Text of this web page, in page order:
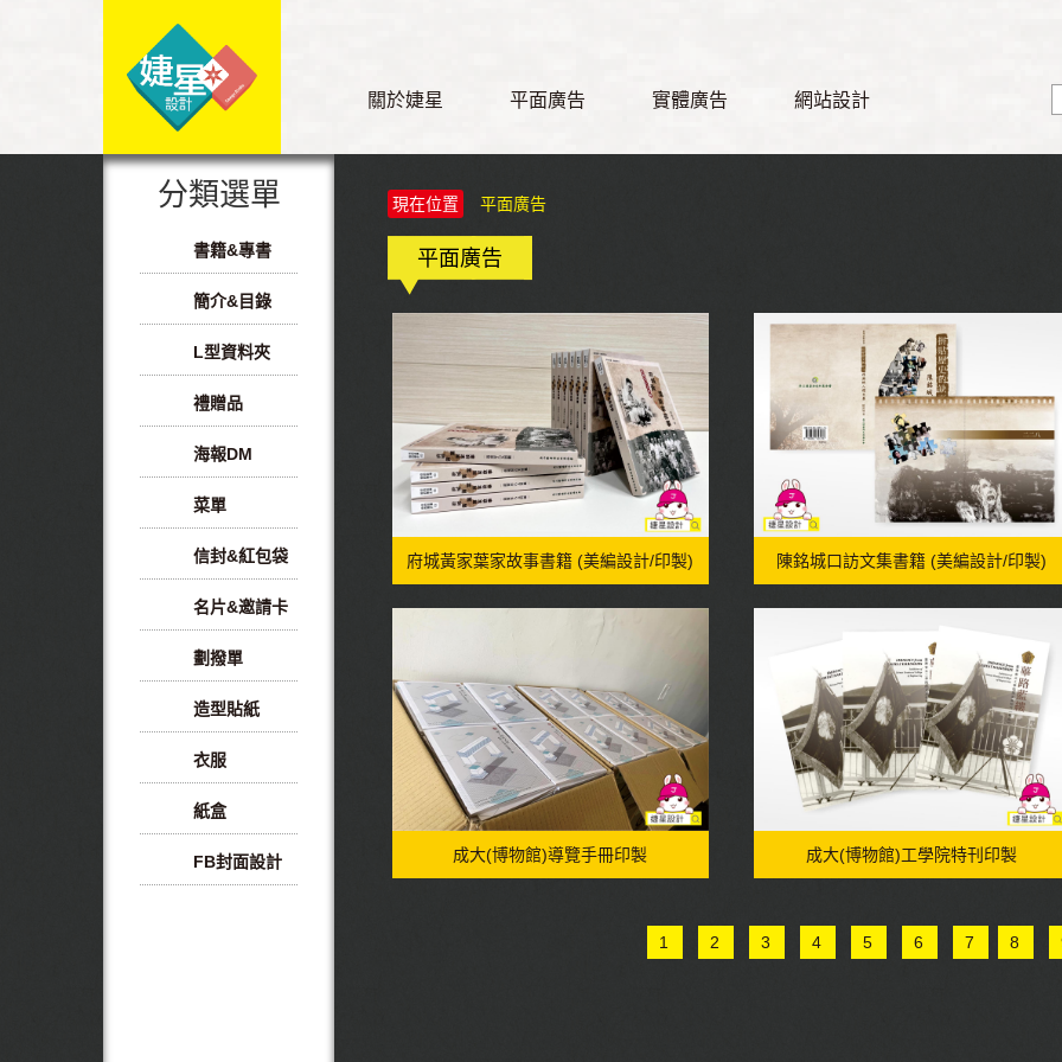
關於婕星 平面廣告 實體廣告 網站設計
分類選單
書籍&專書
簡介&目錄
L型資料夾
禮贈品
海報DM
菜單
信封&紅包袋
名片&邀請卡
劃撥單
造型貼紙
衣服
紙盒
FB封面設計
現在位置 平面廣告
平面廣告
府城黃家葉家故事書籍 (美編設計/印製) 陳銘城口訪文集書籍 (美編設計/印製)
成大(博物館)導覽手冊印製 成大(博物館)工學院特刊印製
1 2 3 4 5 6 7 8